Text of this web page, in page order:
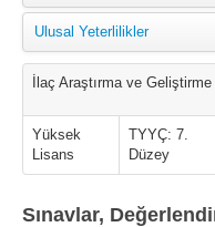
Ulusal Yeterlilikler
İlaç Araştırma ve
Yüksek
Lisans
TYYÇ: 7.
Düzey
Sınavlar,